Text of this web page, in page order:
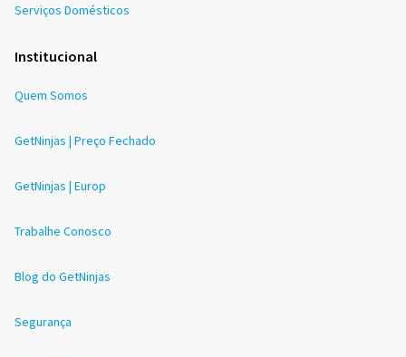
Serviços Domésticos
Institucional
Quem Somos
GetNinjas | Preço Fechado
GetNinjas | Europ
Trabalhe Conosco
Blog do GetNinjas
Segurança